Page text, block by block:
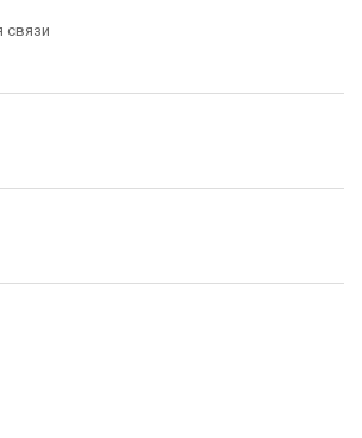
связи